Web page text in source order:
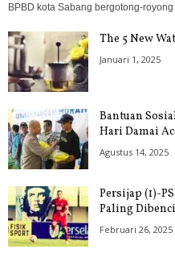
BPBD kota Sabang bergotong-
The 5 New
Januari 1, 2025
Bantuan
Hari Damai
Agustus 14, 2025
Persijap (1)-
Paling
Februari 26, 2025